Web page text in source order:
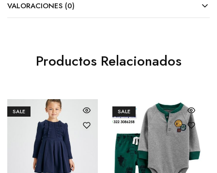
VALORACIONES (0)
Productos Relacionados
SALE SALE